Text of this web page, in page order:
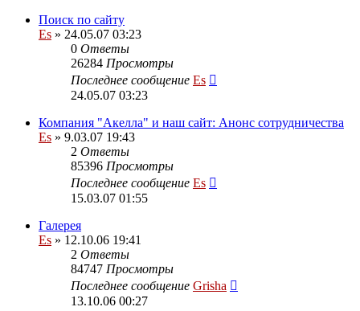
Поиск по сайту
Es » 24.05.07 03:23
0 Ответы
26284 Просмотры
Последнее сообщение Es
24.05.07 03:23
Компания "Акелла" и наш сайт: Анонс сотрудничества
Es » 9.03.07 19:43
2 Ответы
85396 Просмотры
Последнее сообщение Es
15.03.07 01:55
Галерея
Es » 12.10.06 19:41
2 Ответы
84747 Просмотры
Последнее сообщение Grisha
13.10.06 00:27